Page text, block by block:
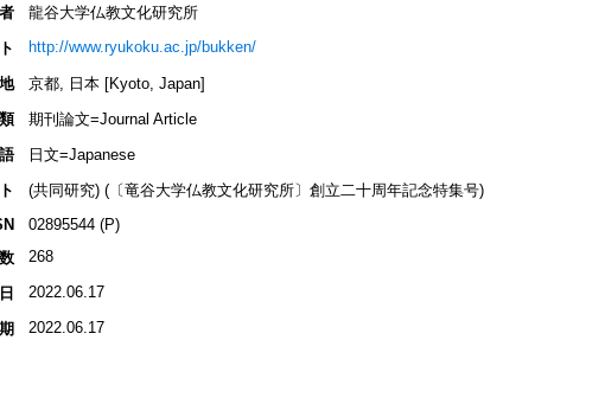
龍谷大学仏教文化研究所
http://www.ryukoku.ac.jp/bukken/
京都, 日本 [Kyoto, Japan]
期刊論文=Journal Article
日文=Japanese
(共同研究) (〔竜谷大学仏教文化研究所〕創立二十周年記念特集号)
02895544 (P)
268
2022.06.17
2022.06.17